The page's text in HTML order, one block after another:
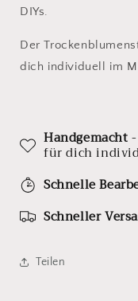
DIYs.
Der
dich individuell im
Handgemacht
für dich
Schnelle
Schneller
Teilen